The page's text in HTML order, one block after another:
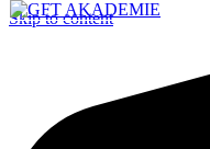
Skip to content